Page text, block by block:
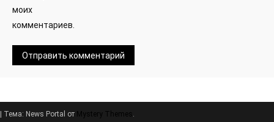
моих
комментариев.
| Тема: News Portal от Mystery Themes